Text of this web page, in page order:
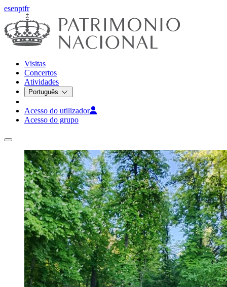
esenptfr
Visitas
Concertos
Atividades
Português
Acesso do utilizador
Acesso do grupo